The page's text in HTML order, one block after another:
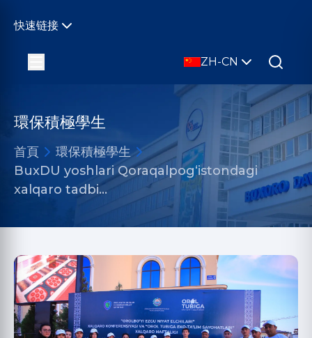
快速链接
ZH-CN
環保積極學生
首頁
環保積極學生
BuxDU yoshlari Qoraqalpog‘istondagi
xalqaro tadbi…